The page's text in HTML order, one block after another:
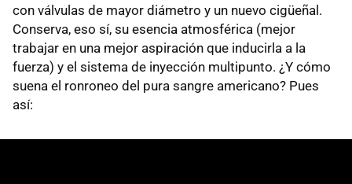
con válvulas de mayor diámetro y un nuevo cigüeñal.
Conserva, eso sí, su esencia atmosférica (mejor
trabajar en una mejor aspiración que inducirla a la
fuerza) y el sistema de inyección multipunto. ¿Y cómo
suena el ronroneo del pura sangre americano? Pues
así: